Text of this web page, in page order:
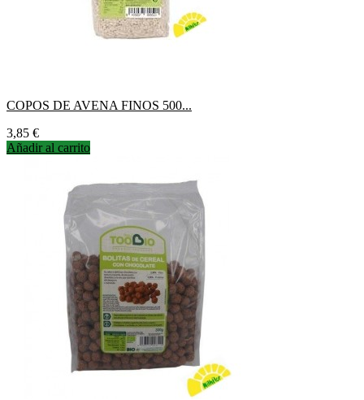
COPOS DE AVENA FINOS 500...
Precio
3,85 €
Añadir al carrito